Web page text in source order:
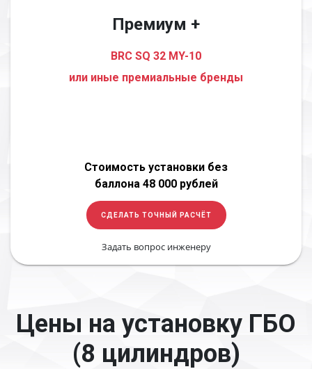
Премиум +
BRC SQ 32 MY-10
или иные премиальные бренды
Стоимость установки без
баллона 48 000 рублей
СДЕЛАТЬ ТОЧНЫЙ РАСЧЁТ
Задать вопрос инженеру
Цены на установку ГБО
(8 цилиндров)